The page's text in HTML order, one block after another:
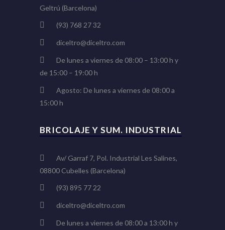
Geltrú (Barcelona)
(93) 768 27 32
diceltro@diceltro.com
De lunes a viernes de 08:00 – 13:00 h y
de 15:00 – 19:00 h
Agosto: De lunes a viernes de 08:00 a
15:00 h
BRICOLAJE Y SUM. INDUSTRIAL
Av/ Garraf 7, Pol. Industrial Les Salines,
08800 Cubelles (Barcelona)
(93) 895 77 22
diceltro@diceltro.com
De lunes a viernes de 08:00 a 13:00 h y